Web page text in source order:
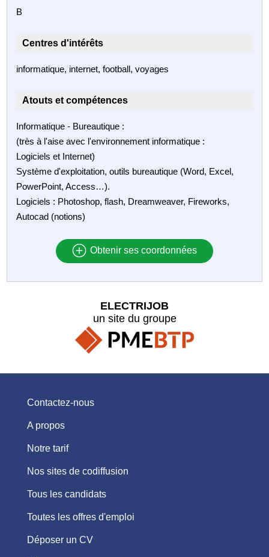
B
Centres d'intérêts
informatique, internet, football, voyages
Atouts et compétences
Informatique - Bureautique :
(très à l'aise avec l'environnement informatique :
Logiciels et Internet)
Système d'exploitation, outils bureautique (Word, Excel,
PowerPoint, Access…).
Logiciels : Photoshop, flash, Dreamweaver, Fireworks,
Autocad (notions)
Obtenir ses coordonnées
ELECTRIJOB
un site du groupe
Contactez-nous
A propos
Notre tarif
Nos sites de codiffusion
Tous les candidats
Toutes les offres d'emploi
Déposer un CV